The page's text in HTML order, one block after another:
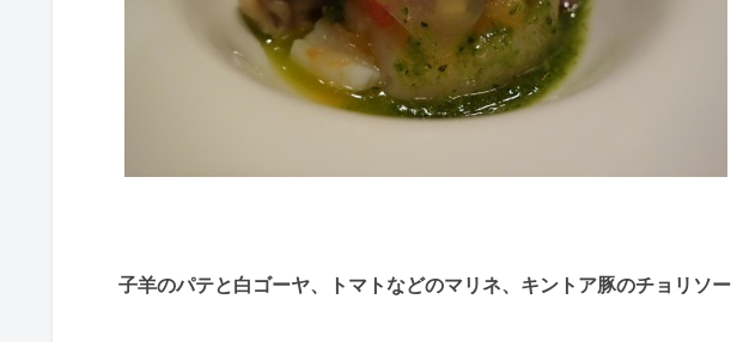
子羊のパテと白ゴーヤ、トマトなどのマリネ、キントア豚のチョリソー